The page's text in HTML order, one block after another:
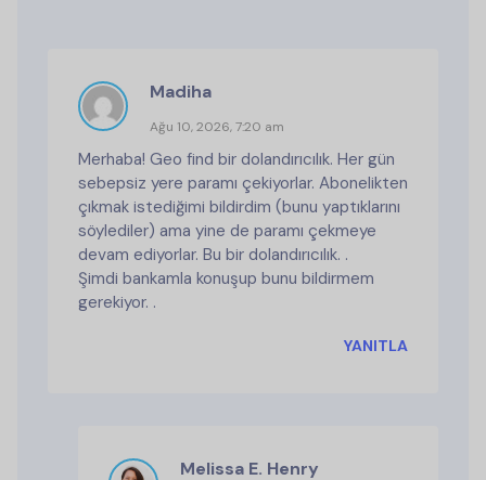
Madiha
Ağu 10, 2026, 7:20 am
Merhaba! Geo find bir dolandırıcılık. Her gün
sebepsiz yere paramı çekiyorlar. Abonelikten
çıkmak istediğimi bildirdim (bunu yaptıklarını
söylediler) ama yine de paramı çekmeye
devam ediyorlar. Bu bir dolandırıcılık. .
Şimdi bankamla konuşup bunu bildirmem
gerekiyor. .
YANITLA
Melissa E. Henry